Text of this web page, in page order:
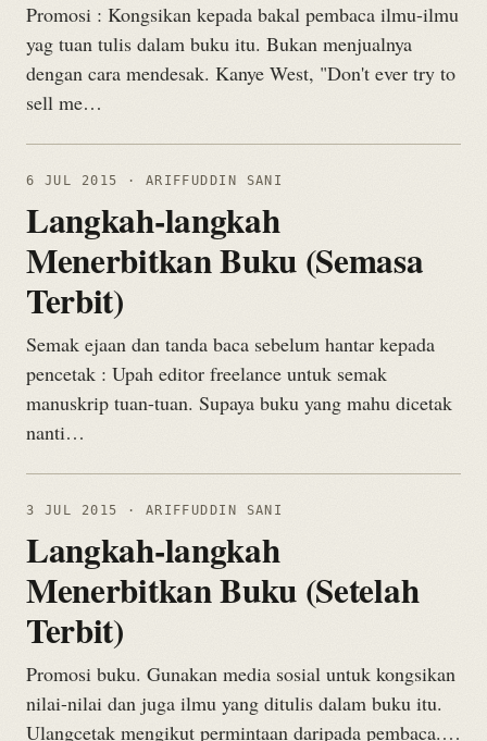
Promosi : Kongsikan kepada bakal pembaca ilmu-ilmu
yag tuan tulis dalam buku itu. Bukan menjualnya
dengan cara mendesak. Kanye West, "Don't ever try to
sell me…
6 JUL 2015 · ARIFFUDDIN SANI
Langkah-langkah
Menerbitkan Buku (Semasa
Terbit)
Semak ejaan dan tanda baca sebelum hantar kepada
pencetak : Upah editor freelance untuk semak
manuskrip tuan-tuan. Supaya buku yang mahu dicetak
nanti…
3 JUL 2015 · ARIFFUDDIN SANI
Langkah-langkah
Menerbitkan Buku (Setelah
Terbit)
Promosi buku. Gunakan media sosial untuk kongsikan
nilai-nilai dan juga ilmu yang ditulis dalam buku itu.
Ulangcetak mengikut permintaan daripada pembaca.…